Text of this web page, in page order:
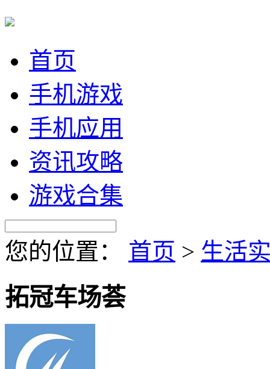
首页
手机游戏
手机应用
资讯攻略
游戏合集
您的位置： 首页 > 生活
拓冠车场荟